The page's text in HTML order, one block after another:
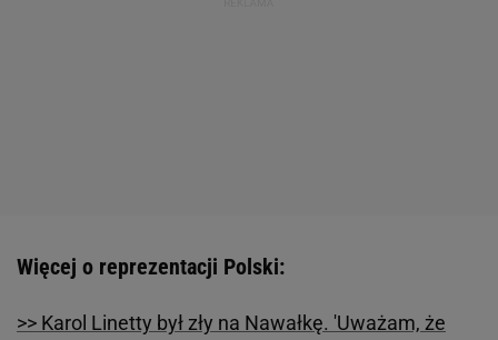
Więcej o reprezentacji Polski:
>> Karol Linetty był zły na Nawałkę. 'Uważam, że